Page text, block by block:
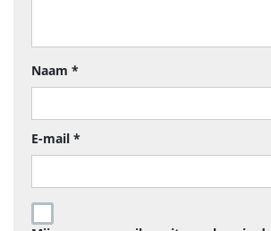
Naam *
E-mail *